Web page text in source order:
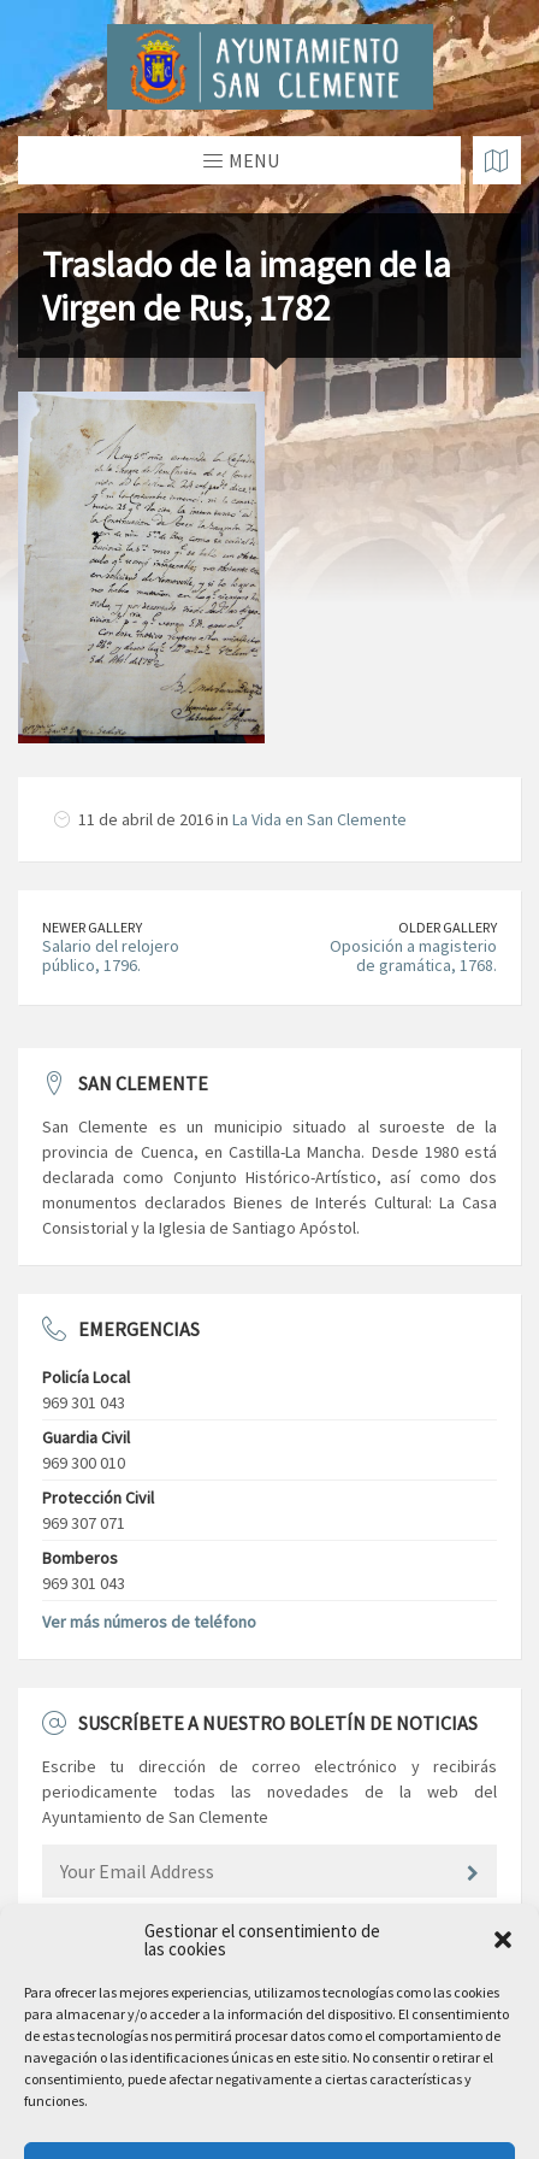
Gestionar el consentimiento de
las cookies
Para ofrecer las mejores experiencias, utilizamos tecnologías como las cookies
para almacenar y/o acceder a la información del dispositivo. El consentimiento
de estas tecnologías nos permitirá procesar datos como el comportamiento de
navegación o las identificaciones únicas en este sitio. No consentir o retirar el
consentimiento, puede afectar negativamente a ciertas características y
funciones.
MENU
Traslado de la imagen de la
Virgen de Rus, 1782
11 de abril de 2016 in La Vida en San Clemente
NEWER GALLERY
Salario del relojero
público, 1796.
OLDER GALLERY
Oposición a magisterio
de gramática, 1768.
SAN CLEMENTE
San Clemente es un municipio situado al suroeste de la
provincia de Cuenca, en Castilla-La Mancha. Desde 1980 está
declarada como Conjunto Histórico-Artístico, así como dos
monumentos declarados Bienes de Interés Cultural: La Casa
Consistorial y la Iglesia de Santiago Apóstol.
EMERGENCIAS
Policía Local
969 301 043
Guardia Civil
969 300 010
Protección Civil
969 307 071
Bomberos
969 301 043
Ver más números de teléfono
SUSCRÍBETE A NUESTRO BOLETÍN DE NOTICIAS
Escribe tu dirección de correo electrónico y recibirás
periodicamente todas las novedades de la web del
Ayuntamiento de San Clemente
EL AYUNTAMIENTO
Plaza Mayor, 10
San Clemente, 16600, Cuenca
Teléfono: 969 300 003
Email Comunicación y Publicidad: